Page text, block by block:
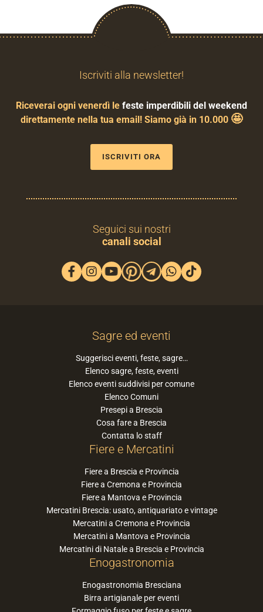
Iscriviti alla newsletter!
Riceverai ogni venerdì le feste imperdibili del weekend
direttamente nella tua email! Siamo già in 10.000 🤩
ISCRIVITI ORA
Seguici sui nostri
canali social
Sagre ed eventi
Suggerisci eventi, feste, sagre…
Elenco sagre, feste, eventi
Elenco eventi suddivisi per comune
Elenco Comuni
Presepi a Brescia
Cosa fare a Brescia
Contatta lo staff
Fiere e Mercatini
Fiere a Brescia e Provincia
Fiere a Cremona e Provincia
Fiere a Mantova e Provincia
Mercatini Brescia: usato, antiquariato e vintage
Mercatini a Cremona e Provincia
Mercatini a Mantova e Provincia
Mercatini di Natale a Brescia e Provincia
Enogastronomia
Enogastronomia Bresciana
Birra artigianale per eventi